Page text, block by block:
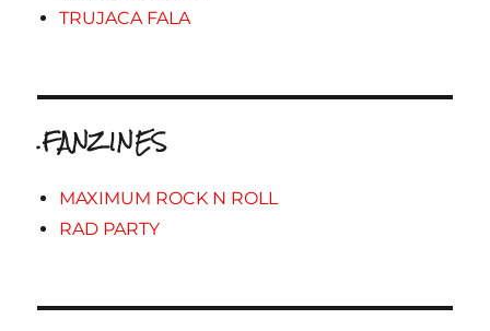
TRUJACA FALA
.FANZINES
MAXIMUM ROCK N ROLL
RAD PARTY